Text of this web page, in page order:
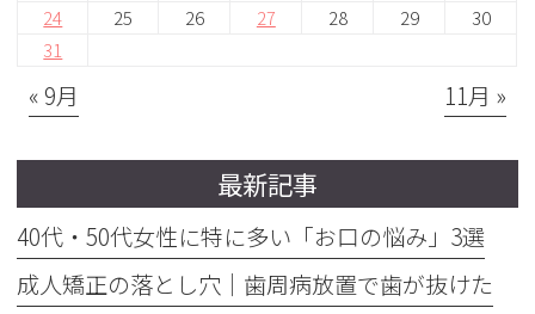
24
25 26 27 28 29
30
31
« 9月 11月 »
最新記事
40代・50代女性に特に多い「お口の悩み」3選
成人矯正の落とし穴｜歯周病放置で歯が抜けた